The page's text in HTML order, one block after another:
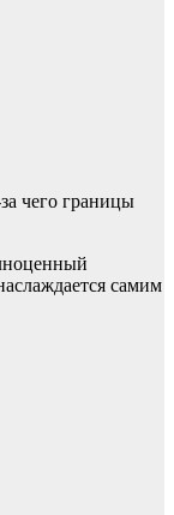
чего границы
самим